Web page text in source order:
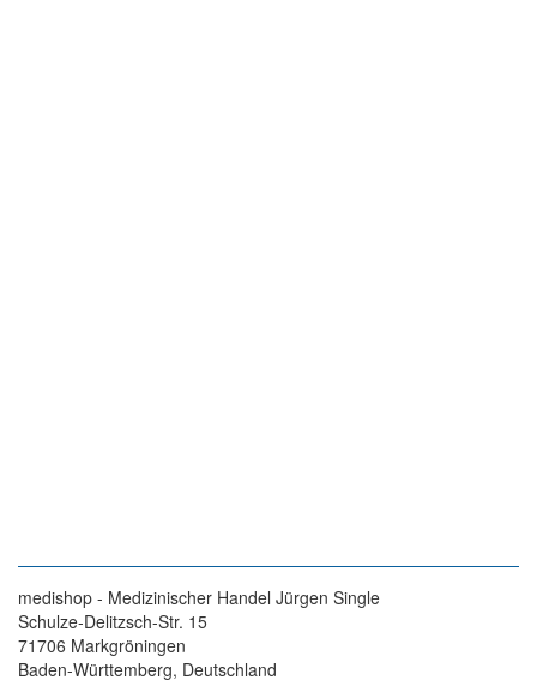
medishop - Medizinischer Handel Jürgen Single
Schulze-Delitzsch-Str. 15
71706 Markgröningen
Baden-Württemberg, Deutschland